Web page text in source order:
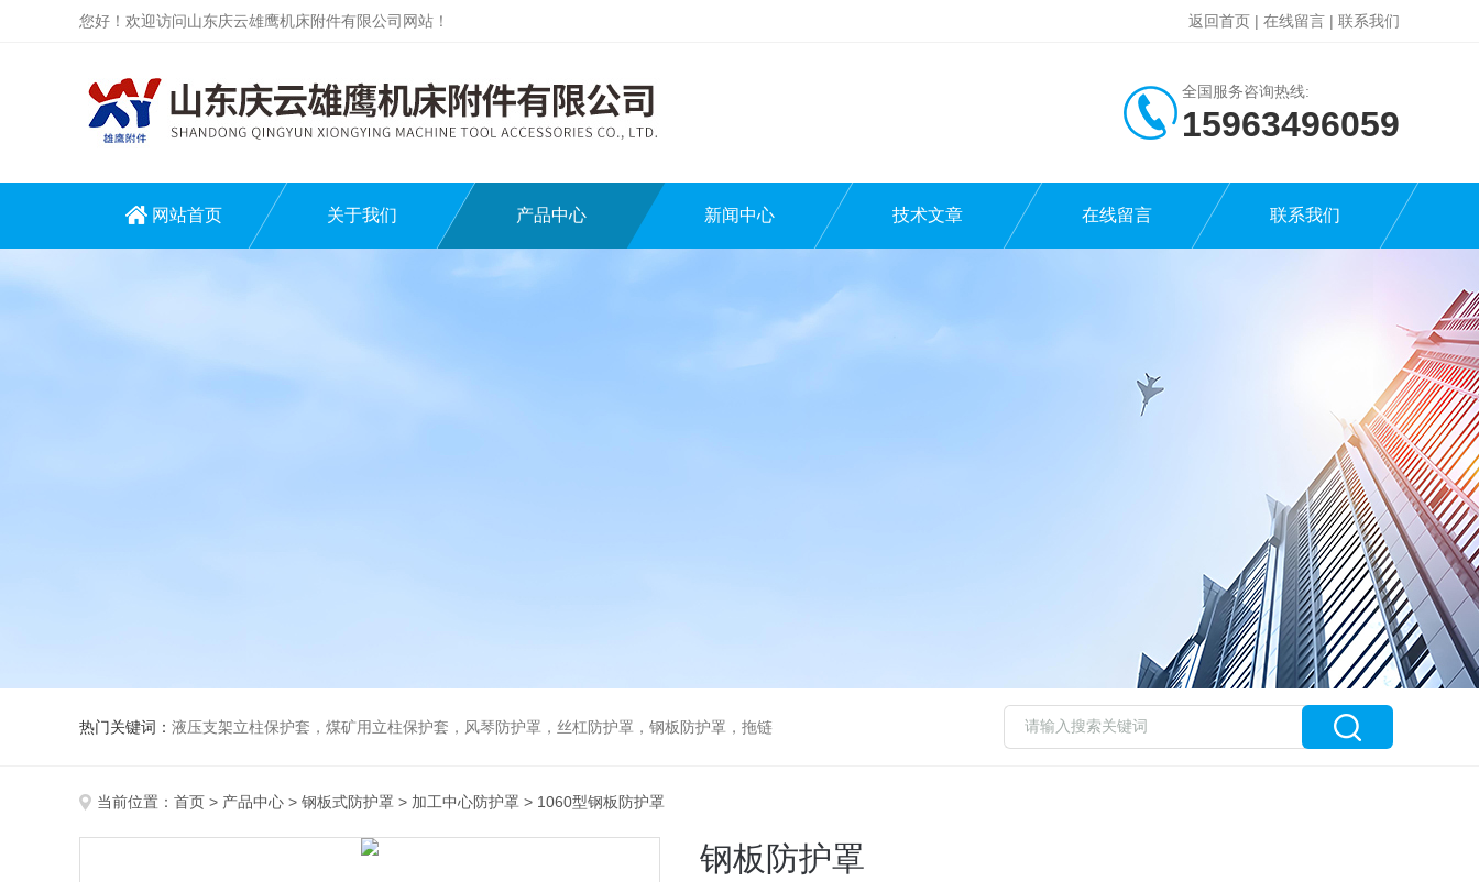
您好！欢迎访问山东庆云雄鹰机床附件有限公司网站！ 返回首页 | 在线留言 | 联系我们
全国服务咨询热线:
15963496059
网站首页 关于我们 产品中心 新闻中心 技术文章 在线留言 联系我们
热门关键词： 液压支架立柱保护套，煤矿用立柱保护套，风琴防护罩，丝杠防护罩，钢板防护罩，拖链
当前位置： 首页 > 产品中心 > 钢板式防护罩 > 加工中心防护罩 > 1060型钢板防护罩
钢板防护罩